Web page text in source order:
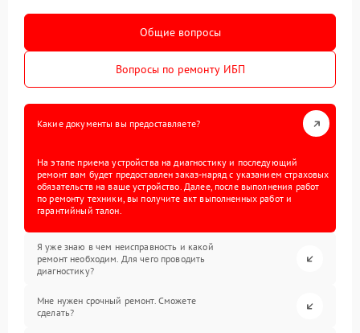
Общие вопросы
Вопросы по ремонту ИБП
Какие документы вы предоставляете?
На этапе приема устройства на диагностику и последующий
ремонт вам будет предоставлен заказ-наряд с указанием страховых
обязательств на ваше устройство. Далее, после выполнения работ
по ремонту техники, вы получите акт выполненных работ и
гарантийный талон.
Я уже знаю в чем неисправность и какой
ремонт необходим. Для чего проводить
диагностику?
Мне нужен срочный ремонт. Сможете
сделать?